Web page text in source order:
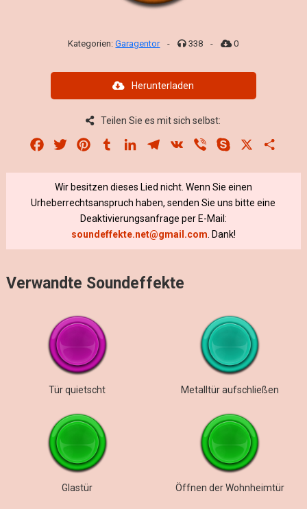
Kategorien:Garagentor - 338 - 0
Herunterladen
Teilen Sie es mit sich selbst:
Facebook
Twitter PinterestTumblrLinkedInTelegram
VK Viber Skype
Wir besitzen dieses Lied nicht. Wenn Sie einen
Urheberrechtsanspruch haben, senden Sie uns bitte eine
Deaktivierungsanfrage per E-Mail:
soundeffekte.net@gmail.com . Dank!
Verwandte Soundeffekte
Tür quietscht Metalltür aufschließen
Glastür Öffnen der Wohnheimtür